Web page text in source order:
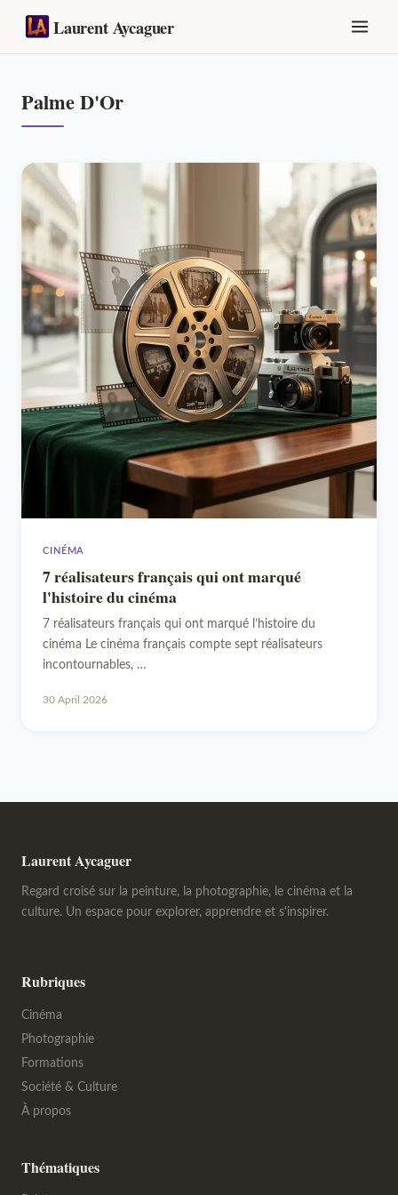
Laurent Aycaguer
Palme D'Or
CINÉMA
7 réalisateurs français qui ont marqué
l'histoire du cinéma
7 réalisateurs français qui ont marqué l’histoire du
cinéma Le cinéma français compte sept réalisateurs
incontournables, …
30 April 2026
Laurent Aycaguer
Regard croisé sur la peinture, la photographie, le cinéma et la
culture. Un espace pour explorer, apprendre et s'inspirer.
Rubriques
Cinéma
Photographie
Formations
Société & Culture
À propos
Thématiques